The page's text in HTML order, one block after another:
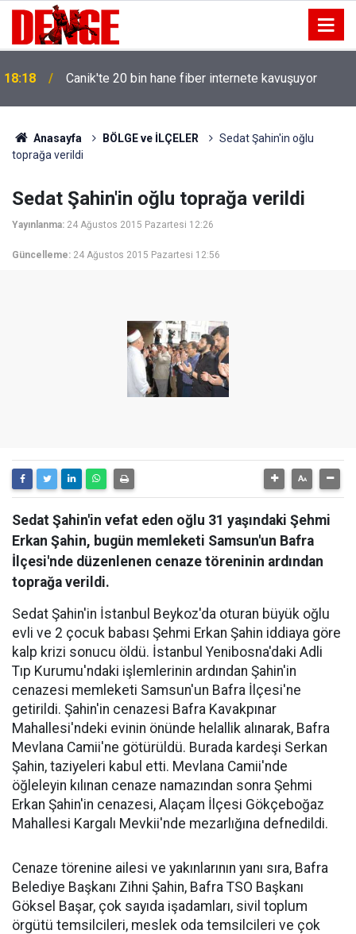
18:18 Canik'te 20 bin hane fiber internete kavuşuyor
Anasayfa BÖLGE ve İLÇELER
Sedat Şahin'in oğlu
toprağa verildi
Sedat Şahin'in oğlu toprağa verildi
Yayınlanma: 24 Ağustos 2015 Pazartesi 12:26
Güncelleme: 24 Ağustos 2015 Pazartesi 12:56
Sedat Şahin'in vefat eden oğlu 31 yaşındaki Şehmi
Erkan Şahin, bugün memleketi Samsun'un Bafra
İlçesi'nde düzenlenen cenaze töreninin ardından
toprağa verildi.
Sedat Şahin'in İstanbul Beykoz'da oturan büyük oğlu
evli ve 2 çocuk babası Şehmi Erkan Şahin iddiaya göre
kalp krizi sonucu öldü. İstanbul Yenibosna'daki Adli
Tıp Kurumu'ndaki işlemlerinin ardından Şahin'in
cenazesi memleketi Samsun'un Bafra İlçesi'ne
getirildi. Şahin'in cenazesi Bafra Kavakpınar
Mahallesi'ndeki evinin önünde helallik alınarak, Bafra
Mevlana Camii'ne götürüldü. Burada kardeşi Serkan
Şahin, taziyeleri kabul etti. Mevlana Camii'nde
öğleleyin kılınan cenaze namazından sonra Şehmi
Erkan Şahin'in cenazesi, Alaçam İlçesi Gökçeboğaz
Mahallesi Kargalı Mevkii'nde mezarlığına defnedildi.
Cenaze törenine ailesi ve yakınlarının yanı sıra, Bafra
Belediye Başkanı Zihni Şahin, Bafra TSO Başkanı
Göksel Başar, çok sayıda işadamları, sivil toplum
örgütü temsilcileri, meslek oda temsilcileri ve çok